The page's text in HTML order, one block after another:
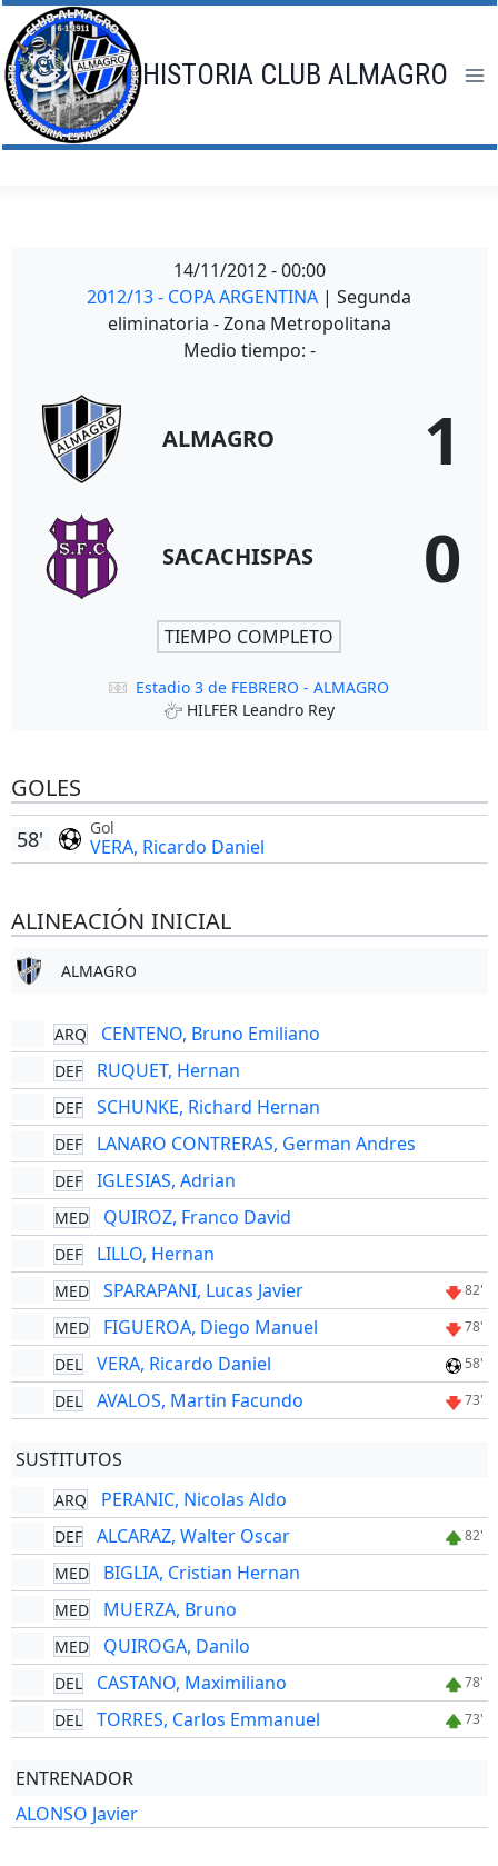
Saltar
al
contenido
HISTORIA CLUB ALMAGRO
14/11/2012 - 00:00
2012/13 - COPA ARGENTINA | Segunda
eliminatoria - Zona Metropolitana
Medio tiempo: -
ALMAGRO 1
SACACHISPAS 0
TIEMPO COMPLETO
Estadio 3 de FEBRERO - ALMAGRO
HILFER Leandro Rey
GOLES
Gol
VERA, Ricardo Daniel
58'
ALINEACIÓN INICIAL
ALMAGRO
ARQ CENTENO, Bruno Emiliano
DEF RUQUET, Hernan
DEF SCHUNKE, Richard Hernan
DEF LANARO CONTRERAS, German Andres
DEF IGLESIAS, Adrian
MED QUIROZ, Franco David
DEF LILLO, Hernan
MED SPARAPANI, Lucas Javier 82'
MED FIGUEROA, Diego Manuel 78'
DEL VERA, Ricardo Daniel 58'
DEL AVALOS, Martin Facundo 73'
SUSTITUTOS
ARQ PERANIC, Nicolas Aldo
DEF ALCARAZ, Walter Oscar 82'
MED BIGLIA, Cristian Hernan
MED MUERZA, Bruno
MED QUIROGA, Danilo
DEL CASTANO, Maximiliano 78'
DEL TORRES, Carlos Emmanuel 73'
ENTRENADOR
ALONSO Javier